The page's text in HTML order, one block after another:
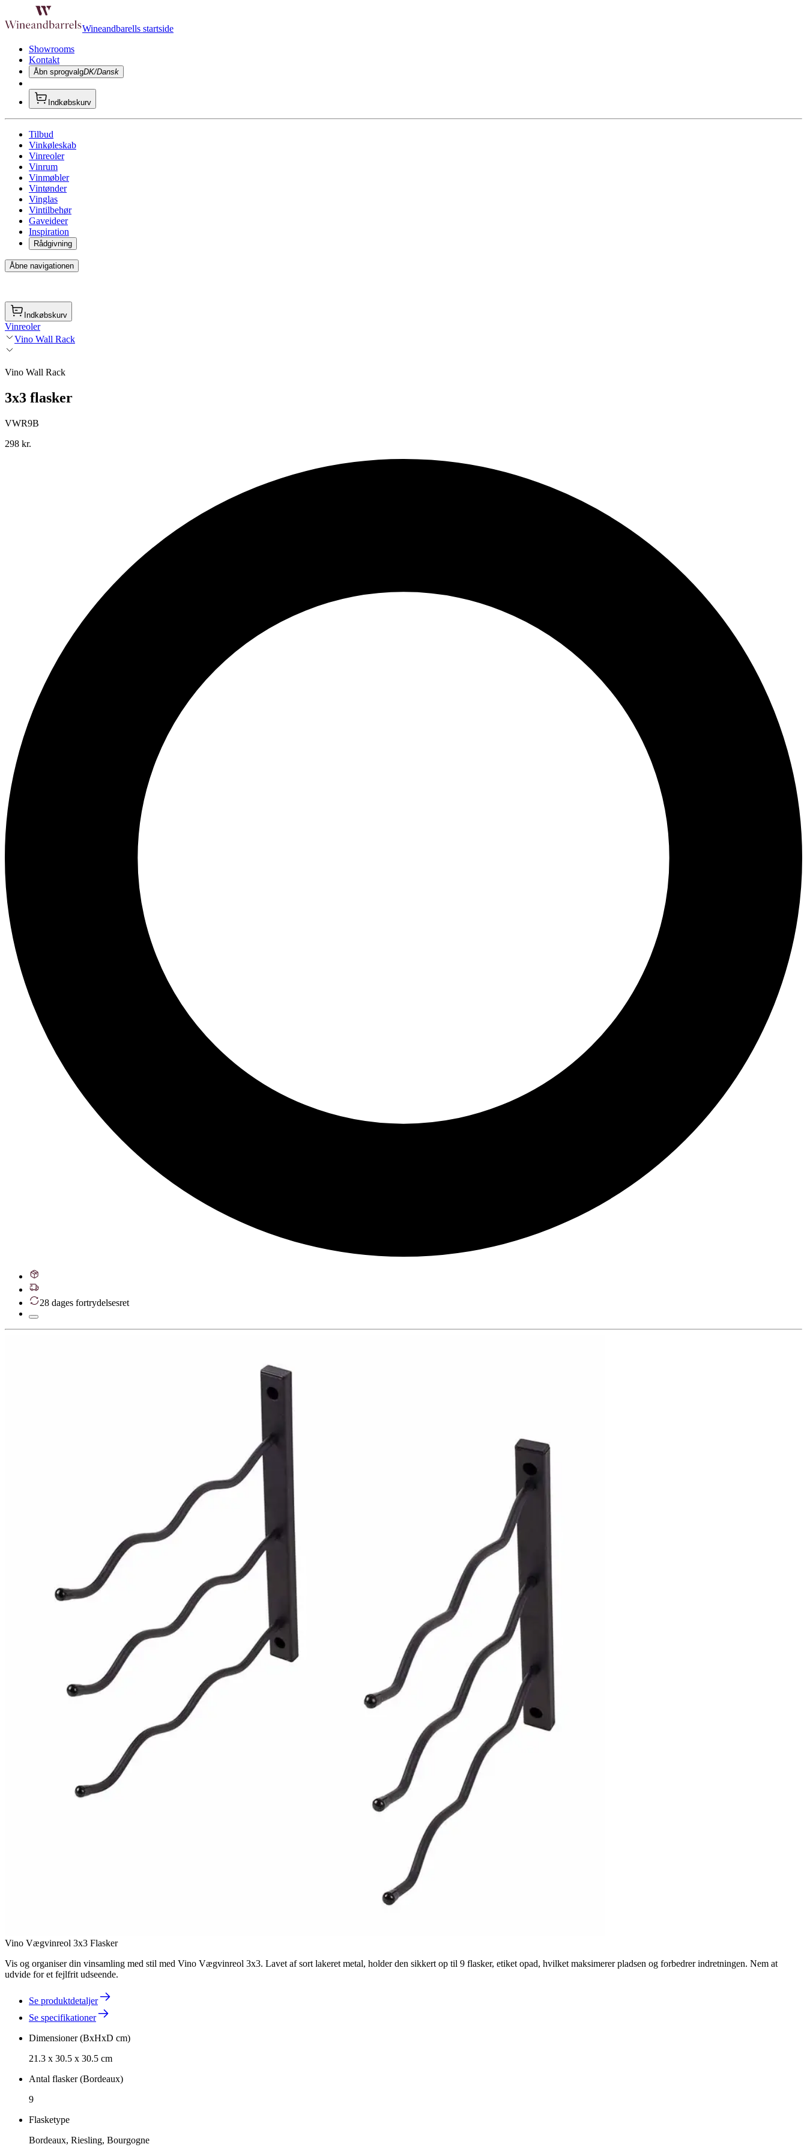
Wineandbarells startside
Showrooms
Kontakt
Åbn sprogvalgDK/Dansk
Indkøbskurv
Tilbud
Vinkøleskab
Vinreoler
Vinrum
Vinmøbler
Vintønder
Vinglas
Vintilbehør
Gaveideer
Inspiration
Rådgivning
Åbne navigationen
Indkøbskurv
Vinreoler
Vino Wall Rack
Vino Wall Rack
3x3 flasker
VWR9B
298 kr.
28 dages fortrydelsesret
Vino Vægvinreol 3x3 Flasker
Vis og organiser din vinsamling med stil med Vino Vægvinreol 3x3. Lavet af sort lakeret metal, holder den sikkert op til 9 flasker, etiket opad, hvilket maksimerer pladsen og forbedrer indretningen. Nem at
udvide for et fejlfrit udseende.
Se produktdetaljer
Se specifikationer
Dimensioner (BxHxD cm)
21.3 x 30.5 x 30.5 cm
Antal flasker (Bordeaux)
9
Flasketype
Bordeaux, Riesling, Bourgogne